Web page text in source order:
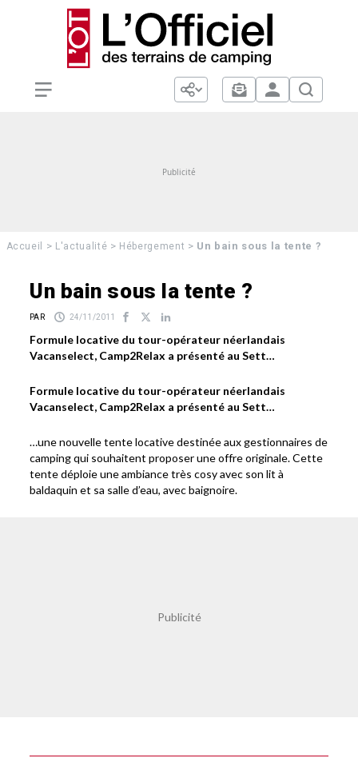
Accueil > L'actualité > Hébergement > Un bain sous la tente ?
Un bain sous la tente ?
PAR 24/11/2011
Formule locative du tour-opérateur néerlandais
Vacanselect, Camp2Relax a présenté au Sett…
Formule locative du tour-opérateur néerlandais
Vacanselect, Camp2Relax a présenté au Sett…
…une nouvelle tente locative destinée aux gestionnaires de
camping qui souhaitent proposer une offre originale. Cette
tente déploie une ambiance très cosy avec son lit à
baldaquin et sa salle d’eau, avec baignoire.